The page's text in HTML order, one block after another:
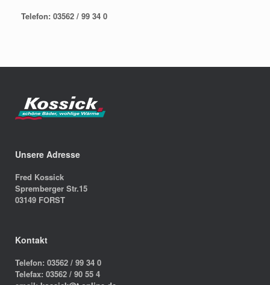
Telefon: 03562 / 99 34 0
Unsere Adresse
Fred Kossick
Spremberger Str.15
03149 FORST
Kontakt
Telefon: 03562 / 99 34 0
Telefax: 03562 / 90 55 4